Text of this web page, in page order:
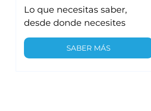
Lo que necesitas saber,
desde donde necesites
SABER MÁS